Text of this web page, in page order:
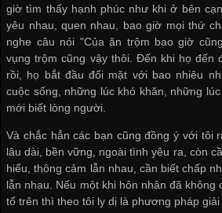
giờ tìm thấy hạnh phúc như khi ở bên
yêu nhau, quen nhau, bao giờ mọi thứ
nghe câu nói "Của ăn trộm bao giờ
vụng trộm cũng vậy thôi. Đến khi họ đến
rồi, họ bắt đầu đối mặt với bao nhiêu
cuộc sống, những lúc khó khăn, những
mới biết lòng người.
Và chắc hẳn các bạn cũng đồng ý với tôi
lâu dài, bền vững, ngoài tình yêu ra, còn
hiểu, thông cảm lẫn nhau, cần biết chấp
lẫn nhau. Nếu một khi hôn nhân đã không
tố trên thì theo tôi ly dị là phương pháp